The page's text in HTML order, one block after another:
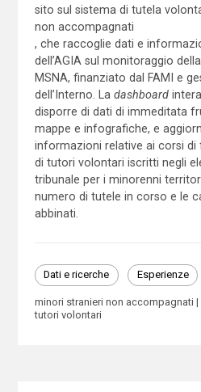
sito sul sistema di tutela
non accompagnati
, che raccoglie dati e
dell’AGIA sul monitoraggio
MSNA, finanziato dal FAMI e
dell’Interno. La dashboard
disporre di dati di immeditata
mappe e infografiche, e
informazioni relative ai corsi
di tutori volontari iscritti negli
tribunale per i minorenni
numero di tutele in corso e le
abbinati.
Dati e ricerche Esperienze
minori stranieri non accompagnati
tutori volontari